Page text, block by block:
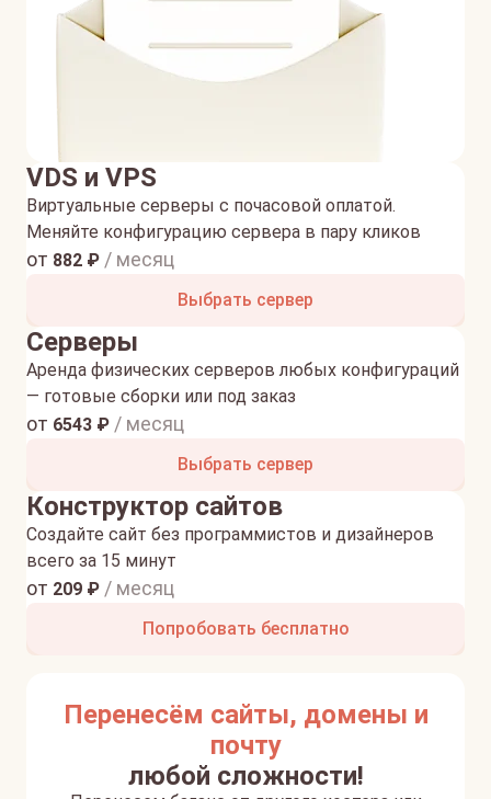
VDS и VPS
Виртуальные серверы с почасовой оплатой.
Меняйте конфигурацию сервера в пару кликов
от 882 ₽ / месяц
Выбрать сервер
Серверы
Аренда физических серверов любых конфигураций
— готовые сборки или под заказ
от 6543 ₽ / месяц
Выбрать сервер
Конструктор сайтов
Создайте сайт без программистов и дизайнеров
всего за 15 минут
от 209 ₽ / месяц
Попробовать бесплатно
Перенесём сайты, домены и
почту
любой сложности!